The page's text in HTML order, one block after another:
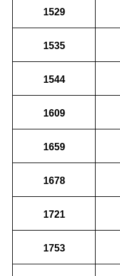
1529
1535
1544
1609
1659
1678
1721
1753